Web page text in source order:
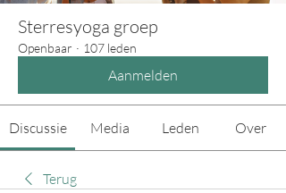
Sterresyoga groep
Openbaar · 107 leden
Aanmelden
Discussie Media Leden Over
Terug